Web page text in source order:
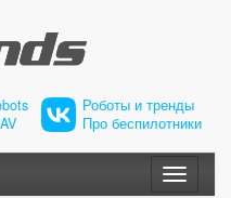
Роботы и тренды
Про беспилотники
Меню